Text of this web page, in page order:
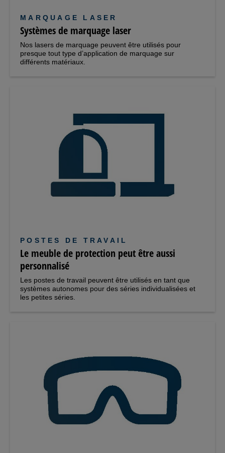
MARQUAGE LASER
Systèmes de marquage laser
Nos lasers de marquage peuvent être utilisés pour
presque tout type d’application de marquage sur
différents matériaux.
POSTES DE TRAVAIL
Le meuble de protection peut être aussi
personnalisé
Les postes de travail peuvent être utilisés en tant que
systèmes autonomes pour des séries individualisées et
les petites séries.